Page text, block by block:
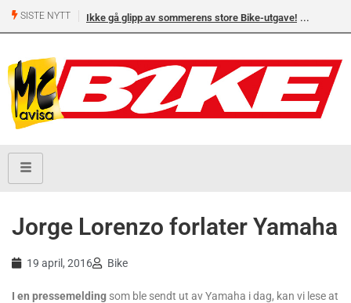
SISTE NYTT Ikke gå glipp av sommerens store Bike-utgave!
Jorge Lorenzo forlater Yamaha
19 april, 2016 Bike
I en pressemelding som ble sendt ut av Yamaha i dag, kan vi lese at